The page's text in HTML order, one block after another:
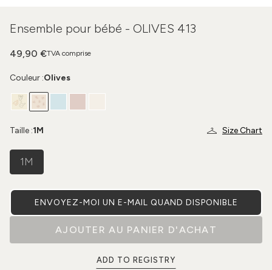
Ensemble pour bébé - OLIVES 413
TVA comprise
49,90 €
Couleur :Olives
Size Chart
Taille :1M
1M
ENVOYEZ-MOI UN E-MAIL QUAND DISPONIBLE
AJOUTER AU PANIER D'ACHAT
ADD TO REGISTRY